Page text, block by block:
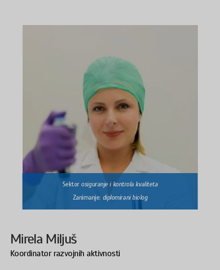
Sektorosiguranje i kontrola kvaliteta
Zanimanje: diplomirani biolog
Mirela Miljuš
Koordinator razvojnih aktivnosti